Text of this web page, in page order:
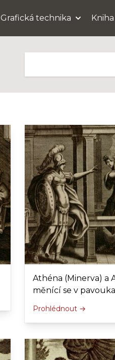
Grafická technika Kniha
Athéna (Minerva) a
měnící se v pavouka
Prohlédnout →